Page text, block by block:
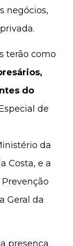
negócios,
terão como
do
de
da
Costa, e a
Geral da
presença